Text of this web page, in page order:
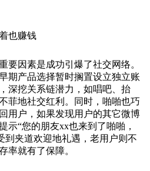
也赚钱
要因素是成功引爆了社交网络。
期产品选择暂时搁置设立独立账
深挖关系链潜力，如唱吧、抬
菲地社交红利。同时，啪啪也巧
用户，如果发现用户的其它微博
示“您的朋友xx也来到了啪啪，
到夹道欢迎地礼遇，老用户则不
率就有了保障。